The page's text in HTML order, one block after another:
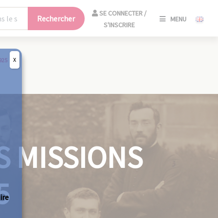
Rechercher
SE CONNECTER /
S'INSCRIRE
MENU
MISSIONS
X